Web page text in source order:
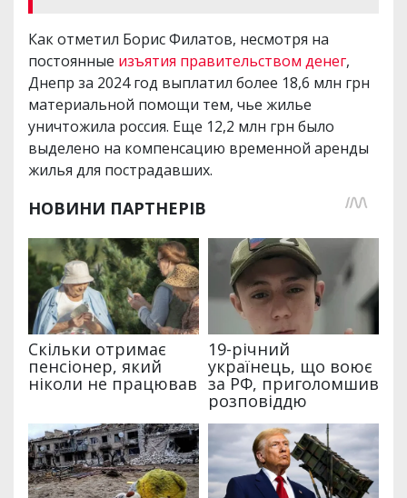
Как отметил Борис Филатов, несмотря на
постоянные изъятия правительством денег,
Днепр за 2024 год выплатил более 18,6 млн грн
материальной помощи тем, чье жилье
уничтожила россия. Еще 12,2 млн грн было
выделено на компенсацию временной аренды
жилья для пострадавших.